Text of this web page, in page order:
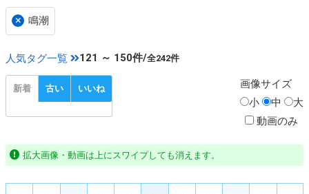
× 鳴潮
人気タグ一覧 121 ～ 150件/全242件
新着 古い いいね 画像サイズ
小
中
大
動画のみ
拡大画像・動画は上にスワイプしても消えます。